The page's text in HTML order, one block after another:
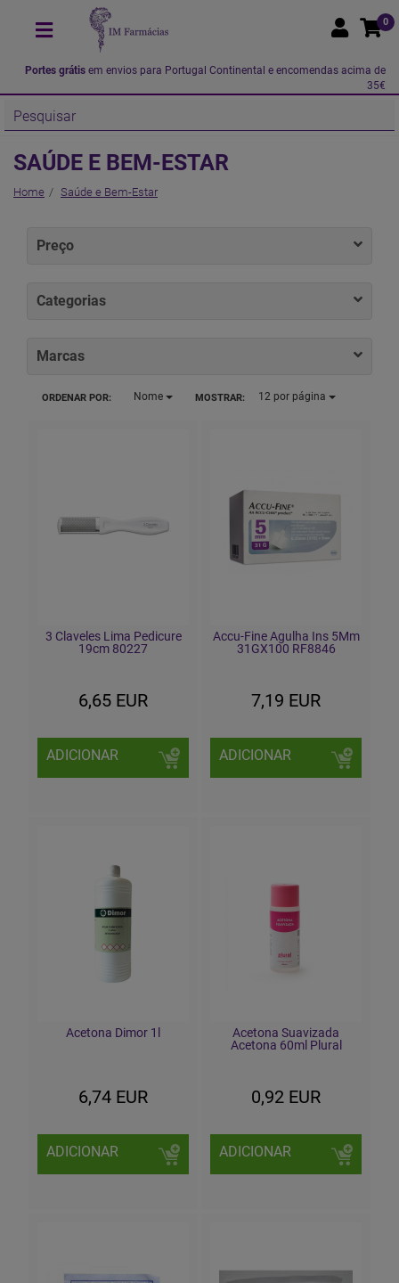
0
Portes grátis em envios para Portugal Continental e encomendas acima de
35€
SAÚDE E BEM-ESTAR
Home Saúde e Bem-Estar
Preço
Categorias
Marcas
ORDENAR POR: Nome MOSTRAR: 12por página
3 Claveles Lima Pedicure
19cm 80227
6,65 EUR
ADICIONAR
Accu-Fine Agulha Ins 5Mm
31GX100 RF8846
7,19 EUR
ADICIONAR
Acetona Dimor 1l
6,74 EUR
ADICIONAR
Acetona Suavizada
Acetona 60ml Plural
0,92 EUR
ADICIONAR